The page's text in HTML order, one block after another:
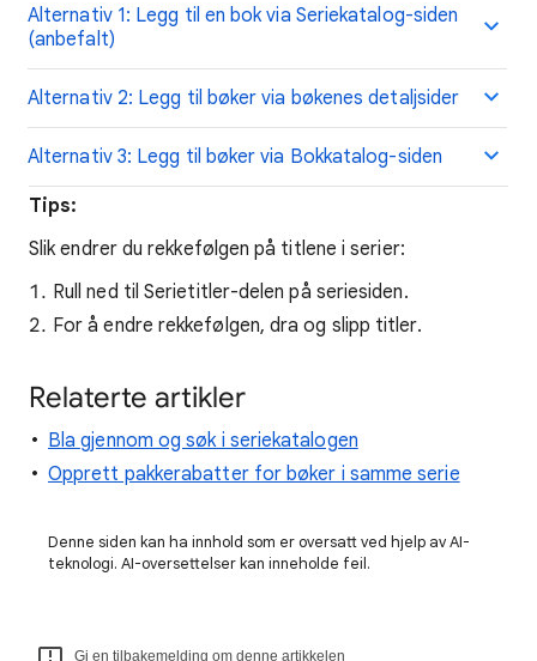
Alternativ 1: Legg til en bok via Seriekatalog-siden
(anbefalt)
Alternativ 2: Legg til bøker via bøkenes detaljsider
Alternativ 3: Legg til bøker via Bokkatalog-siden
Tips:
Slik endrer du rekkefølgen på titlene i serier:
Rull ned til Serietitler-delen på seriesiden.
For å endre rekkefølgen, dra og slipp titler.
Relaterte artikler
Bla gjennom og søk i seriekatalogen
Opprett pakkerabatter for bøker i samme serie
Denne siden kan ha innhold som er oversatt ved hjelp av AI-
teknologi. AI-oversettelser kan inneholde feil.
Gi en tilbakemelding om denne artikkelen